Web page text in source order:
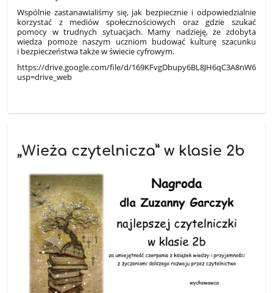
Wspólnie zastanawialiśmy się, jak bezpiecznie i odpowiedzialnie
korzystać z mediów społecznościowych oraz gdzie szukać
pomocy w trudnych sytuacjach. Mamy nadzieję, że zdobyta
wiedza pomoże naszym uczniom budować kulturę szacunku
i bezpieczeństwa także w świecie cyfrowym.
https://drive.google.com/file/d/
usp=drive_web
„Wieża czytelnicza” w klasie 2b